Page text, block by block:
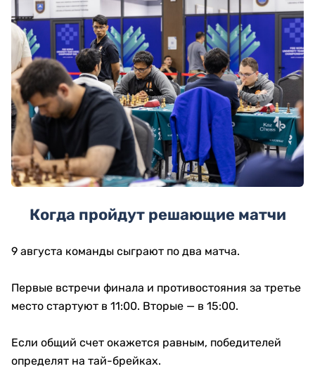
Когда пройдут решающие матчи
9 августа команды сыграют по два матча.
Первые встречи финала и противостояния за третье
место стартуют в 11:00. Вторые — в 15:00.
Если общий счет окажется равным, победителей
определят на тай-брейках.